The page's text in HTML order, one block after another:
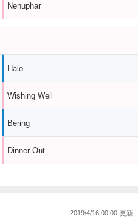
Nenuphar
Halo
Wishing Well
Bering
Dinner Out
2019/4/16 00:00